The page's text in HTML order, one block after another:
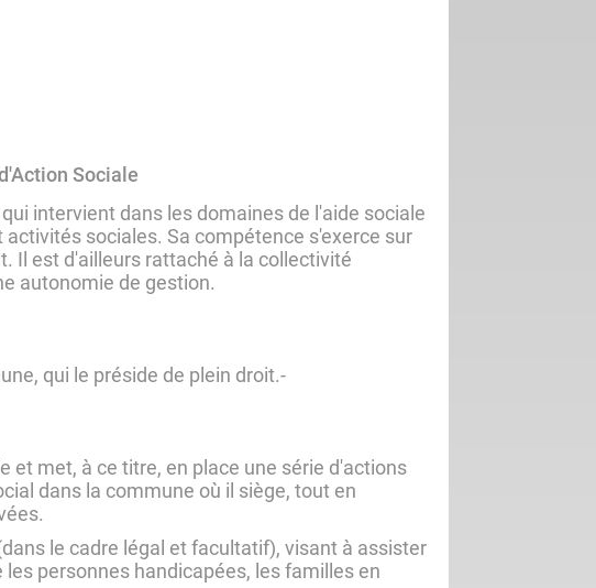
Sociale
intervient dans les domaines de l'aide sociale
sociales. Sa compétence s'exerce sur
Il est d'ailleurs rattaché à la collectivité
autonomie de gestion.
qui le préside de plein droit.-
et met, à ce titre, en place une série d'actions
dans la commune où il siège, tout en
le cadre légal et facultatif), visant à assister
personnes handicapées, les familles en